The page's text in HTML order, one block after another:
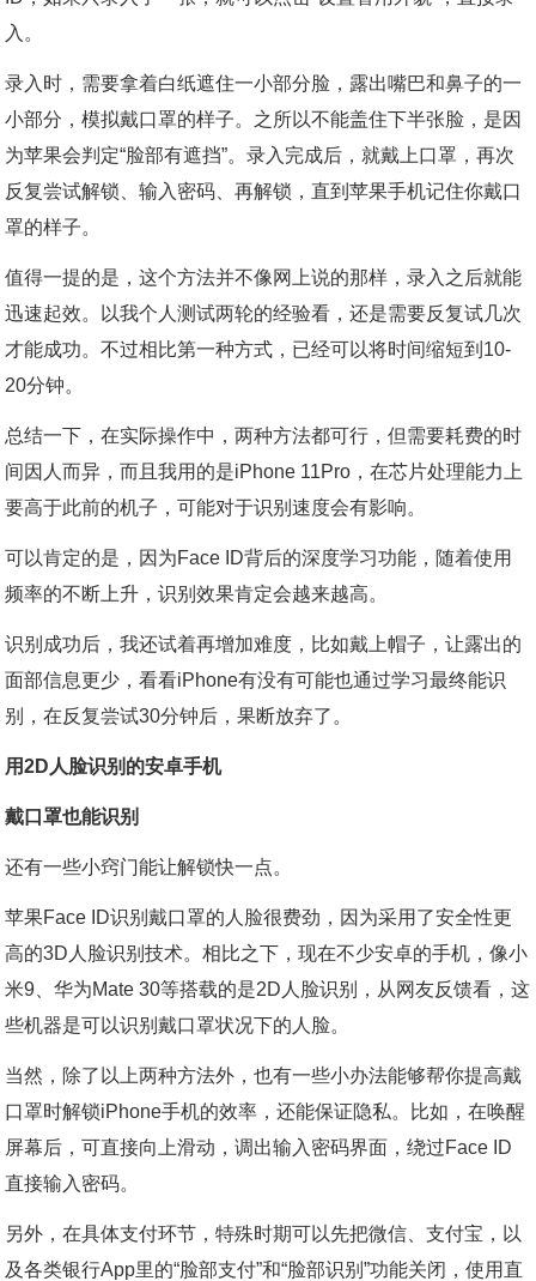
入。
录入时，需要拿着白纸遮住一小部分脸，露出嘴巴和鼻子的一
小部分，模拟戴口罩的样子。之所以不能盖住下半张脸，是因
为苹果会判定“脸部有遮挡”。录入完成后，就戴上口罩，再次
反复尝试解锁、输入密码、再解锁，直到苹果手机记住你戴口
罩的样子。
值得一提的是，这个方法并不像网上说的那样，录入之后就能
迅速起效。以我个人测试两轮的经验看，还是需要反复试几次
才能成功。不过相比第一种方式，已经可以将时间缩短到10-
20分钟。
总结一下，在实际操作中，两种方法都可行，但需要耗费的时
间因人而异，而且我用的是iPhone 11Pro，在芯片处理能力上
要高于此前的机子，可能对于识别速度会有影响。
可以肯定的是，因为Face ID背后的深度学习功能，随着使用
频率的不断上升，识别效果肯定会越来越高。
识别成功后，我还试着再增加难度，比如戴上帽子，让露出的
面部信息更少，看看iPhone有没有可能也通过学习最终能识
别，在反复尝试30分钟后，果断放弃了。
用2D人脸识别的安卓手机
戴口罩也能识别
还有一些小窍门能让解锁快一点。
苹果Face ID识别戴口罩的人脸很费劲，因为采用了安全性更
高的3D人脸识别技术。相比之下，现在不少安卓的手机，像小
米9、华为Mate 30等搭载的是2D人脸识别，从网友反馈看，这
些机器是可以识别戴口罩状况下的人脸。
当然，除了以上两种方法外，也有一些小办法能够帮你提高戴
口罩时解锁iPhone手机的效率，还能保证隐私。比如，在唤醒
屏幕后，可直接向上滑动，调出输入密码界面，绕过Face ID
直接输入密码。
另外，在具体支付环节，特殊时期可以先把微信、支付宝，以
及各类银行App里的“脸部支付”和“脸部识别”功能关闭，使用直